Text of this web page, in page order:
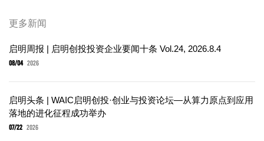
更多新闻
启明周报 | 启明创投投资企业要闻十条 Vol.24, 2026.8.4
08/04 2026
启明头条 | WAIC启明创投·创业与投资论坛—从算力原点到应用
落地的进化征程成功举办
07/22 2026